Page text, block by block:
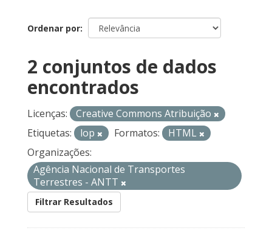
Ordenar por
2 conjuntos de dados
encontrados
Licenças:
Creative Commons Atribuição
Etiquetas:
lop Formatos:
HTML
Organizações:
Agência Nacional de Transportes
Terrestres - ANTT
Filtrar Resultados